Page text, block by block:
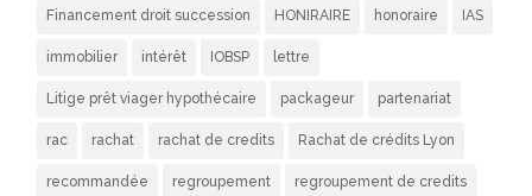
Financement droit succession HONIRAIRE honoraire IAS
immobilier intérêt IOBSP lettre
Litige prêt viager hypothécaire packageur partenariat
rac rachat rachat de credits Rachat de crédits Lyon
recommandée regroupement regroupement de credits